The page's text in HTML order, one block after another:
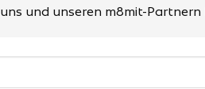
und unseren m8mit-